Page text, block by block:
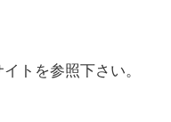
トを参照下さい。